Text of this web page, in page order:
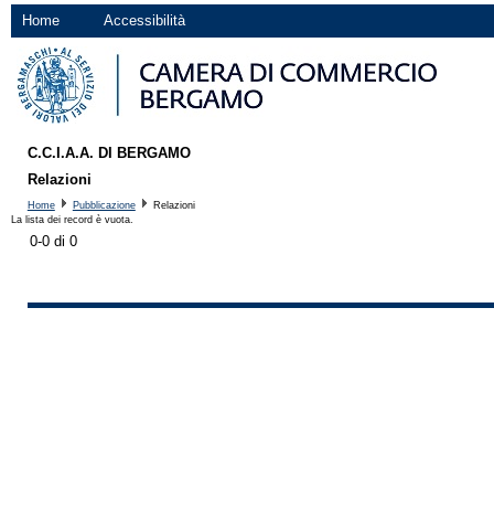
Home Accessibilità
C.C.I.A.A. DI BERGAMO
Relazioni
Home Pubblicazione
Relazioni
La lista dei record è vuota.
0-0 di 0